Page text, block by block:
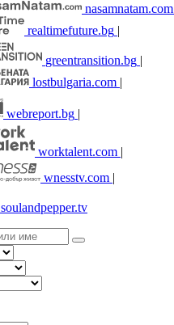
nasamnatam.com
realtimefuture.bg |
greentransition.bg |
lostbulgaria.com |
webreport.bg |
worktalent.com |
wnesstv.com |
soulandpepper.tv